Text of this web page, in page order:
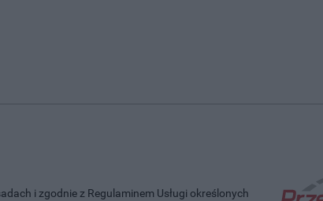
i zgodnie z Regulaminem Usługi określonych